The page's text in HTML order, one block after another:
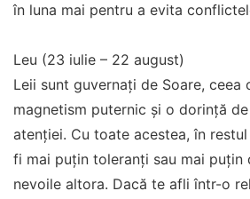
în luna mai pentru a evita
Leu (23 iulie – 22 august)
Leii sunt guvernați de Soare, ceea
magnetism puternic și o dorință
atenției. Cu toate acestea, în
fi mai puțin toleranți sau mai puțin
nevoile altora. Dacă te afli într-o